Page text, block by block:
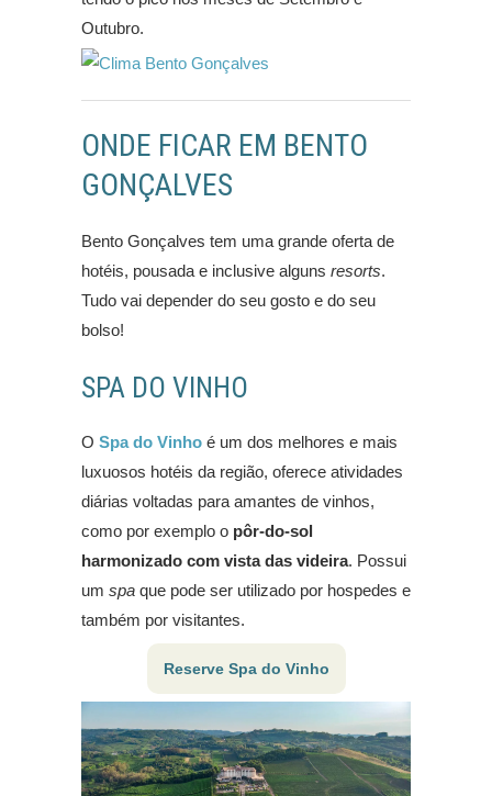
Outubro.
ONDE FICAR EM BENTO
GONÇALVES
Bento Gonçalves tem uma grande oferta de
hotéis, pousada e inclusive alguns resorts.
Tudo vai depender do seu gosto e do seu
bolso!
SPA DO VINHO
O Spa do Vinho é um dos melhores e mais
luxuosos hotéis da região, oferece atividades
diárias voltadas para amantes de vinhos,
como por exemplo o pôr-do-sol
harmonizado com vista das videira. Possui
um spa que pode ser utilizado por hospedes e
também por visitantes.
Reserve Spa do Vinho